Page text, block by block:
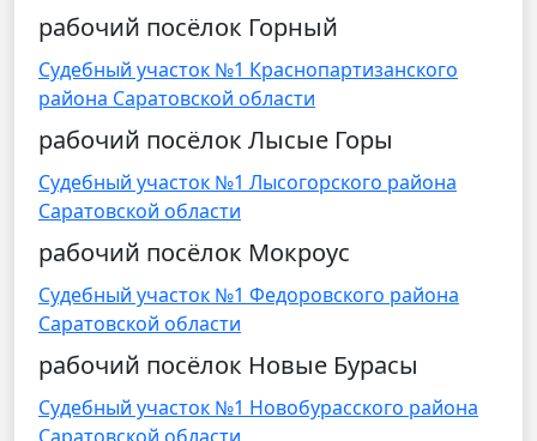
рабочий посёлок Горный
Судебный участок №1 Краснопартизанского
района Саратовской области
рабочий посёлок Лысые Горы
Судебный участок №1 Лысогорского района
Саратовской области
рабочий посёлок Мокроус
Судебный участок №1 Федоровского района
Саратовской области
рабочий посёлок Новые Бурасы
Судебный участок №1 Новобурасского района